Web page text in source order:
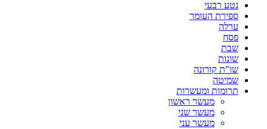
נטע רבעי
ספירת העומר
ערלה
פסח
שבת
שונות
שו"ת קורונה
שמיטה
תרומות ומעשרות
מעשר ראשון
מעשר שני
מעשר עני